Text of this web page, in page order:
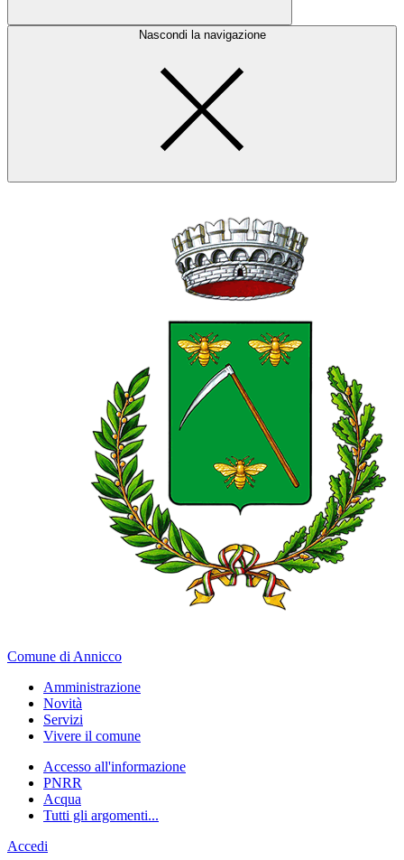
Nascondi la navigazione
Comune di Annicco
Amministrazione
Novità
Servizi
Vivere il comune
Accesso all'informazione
PNRR
Acqua
Tutti gli argomenti...
Accedi